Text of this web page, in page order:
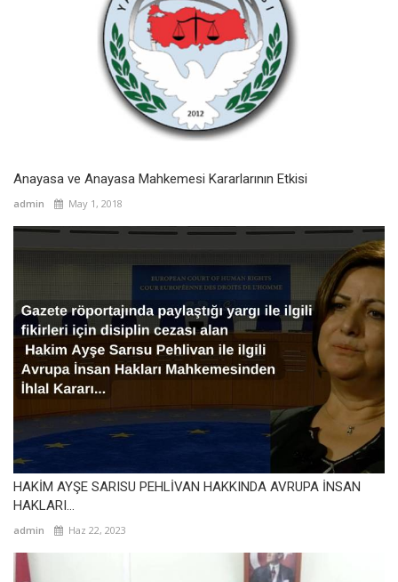
Anayasa ve Anayasa Mahkemesi Kararlarının Etkisi
admin May 1, 2018
HAKİM AYŞE SARISU PEHLİVAN HAKKINDA AVRUPA İNSAN
HAKLARI...
admin Haz 22, 2023